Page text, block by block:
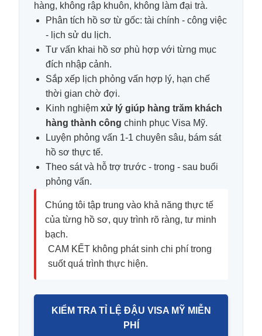
hàng, không rập khuôn, không làm đại trà.
Phân tích hồ sơ từ gốc: tài chính - công việc
- lịch sử du lịch.
Tư vấn khai hồ sơ phù hợp với từng mục
đích nhập cảnh.
Sắp xếp lịch phỏng vấn hợp lý, hạn chế
thời gian chờ đợi.
Kinh nghiệm xử lý giúp hàng trăm khách
hàng thành công chinh phục Visa Mỹ.
Luyện phỏng vấn 1-1 chuyên sâu, bám sát
hồ sơ thực tế.
Theo sát và hỗ trợ trước - trong - sau buổi
phỏng vấn.
Chúng tôi tập trung vào khả năng thực tế
của từng hồ sơ, quy trình rõ ràng, tư minh
bạch.
CAM KẾT không phát sinh chi phí trong
suốt quá trình thực hiện.
KIỂM TRA TỈ LỆ ĐẬU VISA MỸ MIỄN
PHÍ